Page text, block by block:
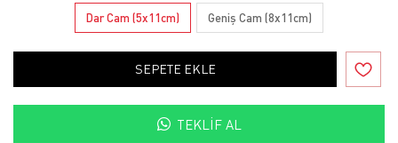
Dar Cam (5x11cm) Geniş Cam (8x11cm)
SEPETE EKLE
TEKLIF AL